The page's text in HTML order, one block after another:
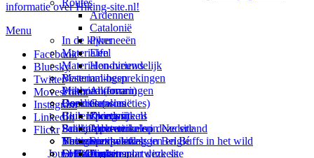
informatie over Hiking-site.nl!
Menu
Facebook
Bluesky
Twitter
Movescount
Instagram
LinkedIn
Flickr
Jouw Hiking-site.nl
Prikbord (forum)
Goodies (winacties)
Club Hiking-site.nl
Schrijfblok-artikelen
Virtuele exposities
Fotoalbums
In de kijker
Materialen
Materialen-nieuws
Materiaal-besprekingen
Materiaal-ervaringen
Boekrecensies
Buitensportwinkels
Buitensportwinkels in Nederland
Buitensportwinkels in Belgié
Online buitensportwinkels
Navigatie
EHBO
Routes
Ardennen
Catalonië
Pyreneeën
Eifel
Hondvriendelijk
Bestemmingen
Andorra
Catalonië
Zweden
Paalkamperen
Thema-artikelen
Andorra
Deze site
Over mij
Adverteren op deze site
Summit-vlaggen en Buffs in het wild
Linken naar deze site